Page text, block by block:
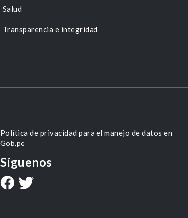
Salud
Transparencia e integridad
Política de privacidad para el manejo de datos en
Gob.pe
Síguenos